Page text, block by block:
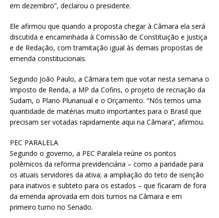
em dezembro”, declarou o presidente.
Ele afirmou que quando a proposta chegar à Câmara ela será
discutida e encaminhada à Comissão de Constituição e Justiça
e de Redação, com tramitação igual às demais propostas de
emenda constitucionais.
Segundo João Paulo, a Câmara tem que votar nesta semana o
Imposto de Renda, a MP da Cofins, o projeto de recriação da
Sudam, o Plano Plurianual e o Orçamento. “Nós temos uma
quantidade de matérias muito importantes para o Brasil que
precisam ser votadas rapidamente aqui na Câmara”, afirmou.
PEC PARALELA
Segundo o governo, a PEC Paralela reúne os pontos
polêmicos da reforma previdenciária – como a paridade para
os atuais servidores da ativa; a ampliação do teto de isenção
para inativos e subteto para os estados – que ficaram de fora
da emenda aprovada em dois turnos na Câmara e em
primeiro turno no Senado.